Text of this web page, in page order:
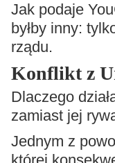
Jak podaje
byłby inny:
rządu.
Konflikt z
Dlaczego
zamiast jej
Jednym z